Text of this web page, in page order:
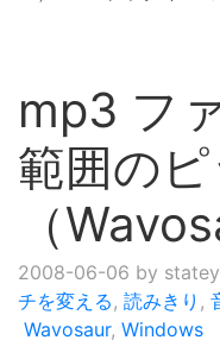
mp3 フ
範囲の
（
2008-06-06 by
チを変える, 読みきり ,
Wavosaur, Windows